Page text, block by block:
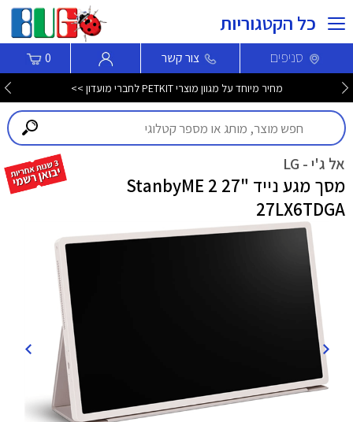
כל הקטגוריות
סניפים צור קשר 0
חדש! סמארטפון Nothing Phone (4b) עכשיו לרכישה >>>
אל ג'י - LG
מסך מגע נייד "27 StanbyME 2
27LX6TDGA